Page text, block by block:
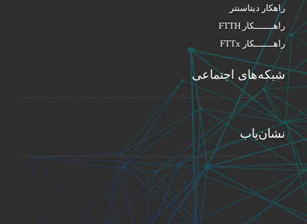
راهکار دیتاسنتر
راهـــــــکار FTTH
راهـــــــکار FTTx
شبکه‌های اجتماعی
نشان‌یاب